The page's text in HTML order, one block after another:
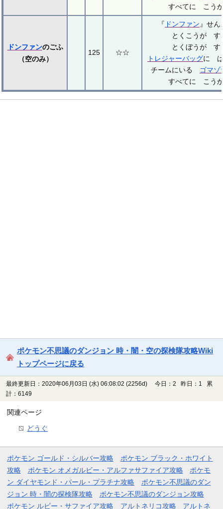
すべてに こう
ドンファンのごふ
（空のみ）
125 ☆☆
『 ドンファン 』せ
とくこうが す
とくぼうが す
トレジャーバッグに は
チームにいる
ゴマゾ
すべてに こう
ポケモン不思議のダンジョン 時・闇・空の探検隊攻略Wiki
トップページに戻る
最終更新日：2020年06月03日 (水) 06:08:02 (2256d)
今日：2 昨日：1 累
計：6149
関連ページ
どうぐ
ポケモン ゴールド・シルバー攻略
ポケモン ブラック・ホワイト
攻略
ポケモン オメガルビー・アルファサファイア攻略
ポケモ
ン ダイヤモンド・パール・プラチナ攻略
ポケモン不思議のダン
ジョン 時・闇の探検隊攻略
ポケモン不思議のダンジョン攻略
ポケモン ルビー・サファイア攻略
アルトネリコ攻略 アルトネ